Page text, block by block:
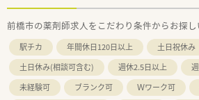
前橋市の薬剤師求人をこだわり条件からお探し
駅チカ 年間休日120日以上
土日祝休み
土日休み(相談可含む)
週休2.5日以上
未経験可
ブランク可 Ｗワーク可